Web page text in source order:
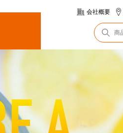
会社概要